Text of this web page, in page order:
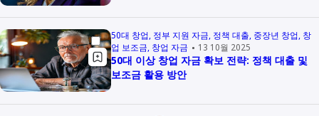
50대 창업 정부 지원 자금 정책 대출 중장년 창업 창
업 보조금 창업 자금 13 10월 2025
50대 이상 창업 자금 확보 전략: 정책 대출 및
보조금 활용 방안